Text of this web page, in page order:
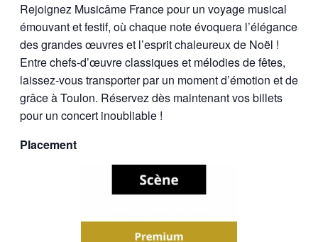
Rejoignez Musicâme France pour un voyage musical
émouvant et festif, où chaque note évoquera l’élégance
des grandes œuvres et l’esprit chaleureux de Noël !
Entre chefs-d’œuvre classiques et mélodies de fêtes,
laissez-vous transporter par un moment d’émotion et de
grâce à Toulon. Réservez dès maintenant vos billets
pour un concert inoubliable !
Placement